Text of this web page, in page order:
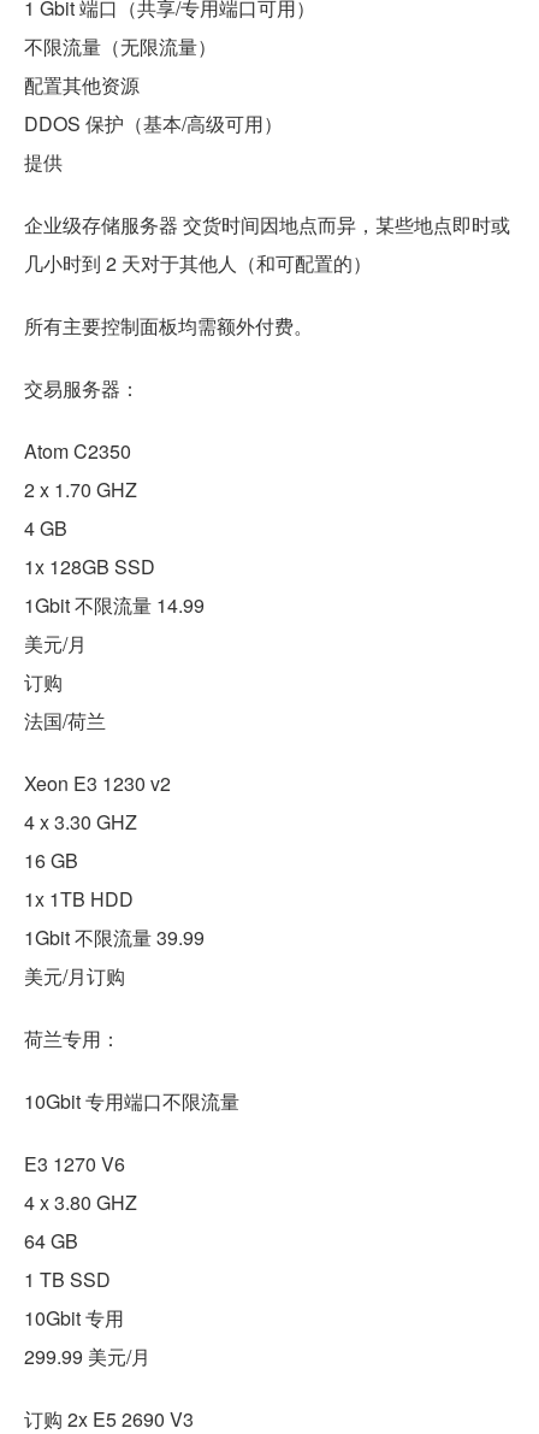
1 Gbit 端口（共享/专用端口可用）
不限流量（无限流量）
配置其他资源
DDOS 保护（基本/高级可用）
提供
企业级存储服务器 交货时间因地点而异，某些地点即时或
几小时到 2 天对于其他人（和可配置的）
所有主要控制面板均需额外付费。
交易服务器：
Atom C2350
2 x 1.70 GHZ
4 GB
1x 128GB SSD
1Gbit 不限流量 14.99
美元/月
订购
法国/荷兰
Xeon E3 1230 v2
4 x 3.30 GHZ
16 GB
1x 1TB HDD
1Gbit 不限流量 39.99
美元/月订购
荷兰专用：
10Gbit 专用端口不限流量
E3 1270 V6
4 x 3.80 GHZ
64 GB
1 TB SSD
10Gbit 专用
299.99 美元/月
订购 2x E5 2690 V3